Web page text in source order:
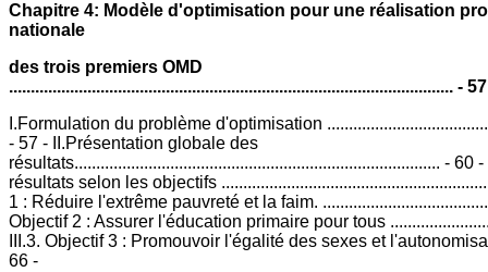
Chapitre 4: Modèle d'optimisation pour une réalisation
nationale
des trois premiers OMD
...................................................................................................... -
I.Formulation du problème d'optimisation
- 57 - II.Présentation globale des
résultats.................................................................................... -
résultats selon les objectifs
1 : Réduire l'extrême pauvreté et la faim.
Objectif 2 : Assurer l'éducation primaire pour tous
III.3. Objectif 3 : Promouvoir l'égalité des sexes et
66 -